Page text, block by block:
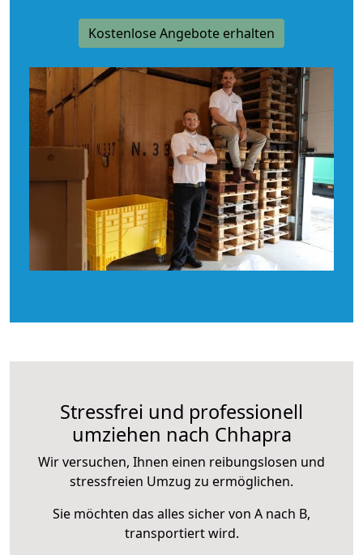
Kostenlose Angebote erhalten
Stressfrei und professionell
umziehen nach Chhapra
Wir versuchen, Ihnen einen reibungslosen und
stressfreien Umzug zu ermöglichen.
Sie möchten das alles sicher von A nach B,
transportiert wird.